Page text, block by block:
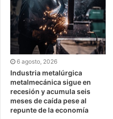
6 agosto, 2026
Industria metalúrgica
metalmecánica sigue en
recesión y acumula seis
meses de caída pese al
repunte de la economía